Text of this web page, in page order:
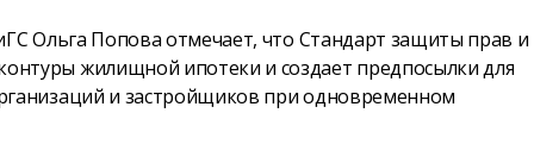
Ольга Попова отмечает, что Стандарт защиты прав и
жилищной ипотеки и создает предпосылки для
и застройщиков при одновременном